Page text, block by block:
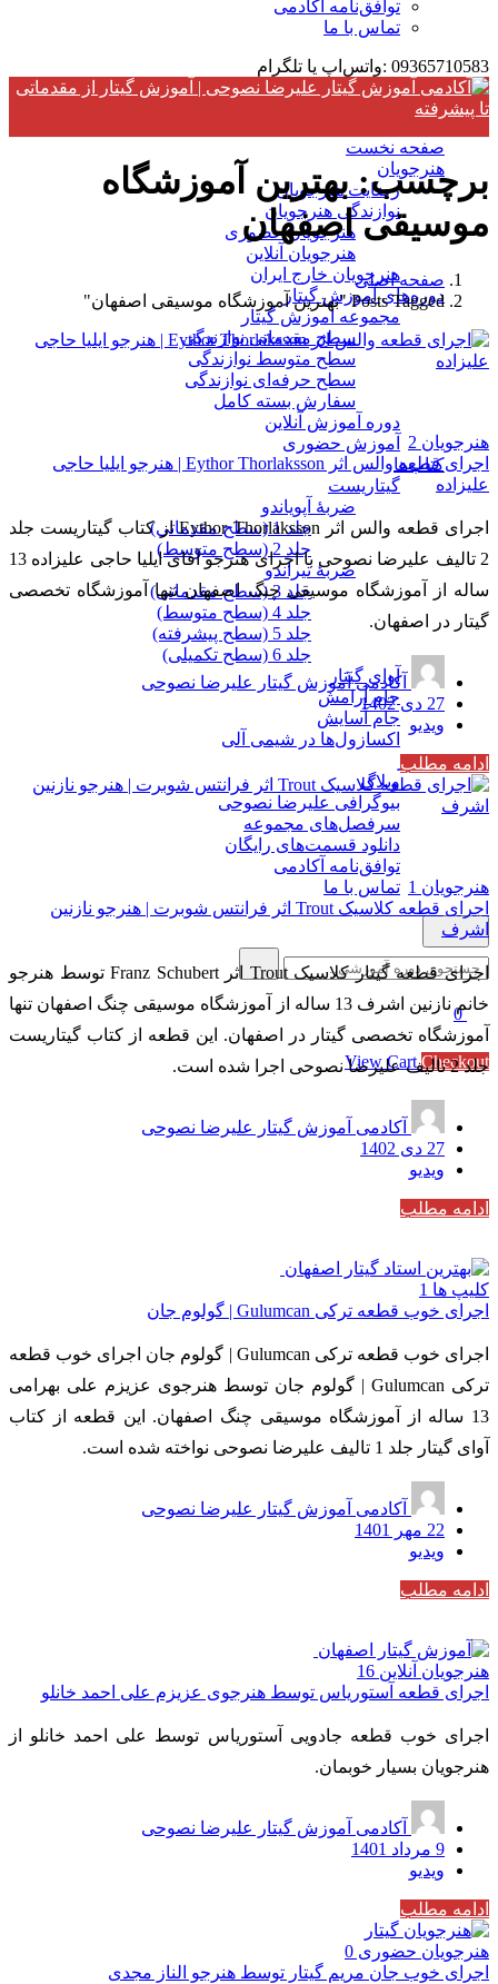
توافق‌نامه آکادمی
تماس با ما
09365710583 :واتس‌اپ یا تلگرام
صفحه نخست
هنرجویان
رضایت هنرجویان
نوازندگی هنرجویان
هنرجویان حضوری
هنرجویان آنلاین
هنرجویان خارج ایران
دوره‌های آموزش گیتار
مجموعه آموزش گیتار
سطح مقدماتی نوازندگی
سطح متوسط نوازندگی
سطح حرفه‌ای نوازندگی
سفارش بسته کامل
دوره آموزش آنلاین
آموزش حضوری
کتاب‌ها
گیتاریست
ضربۀ آپویاندو
جلد 1 (سطح مقدماتی)
جلد 2 (سطح متوسط)
ضربۀ تیراندو
جلد 3 (سطح مقدماتی)
جلد 4 (سطح متوسط)
جلد 5 (سطح پیشرفته)
جلد 6 (سطح تکمیلی)
آوای گیتار
جام آرامش
جام آسایش
اکسازول‌ها در شیمی آلی
بیش‌تر
وبلاگ
بیوگرافی علیرضا نصوحی
سرفصل‌های مجموعه
دانلود قسمت‌های رایگان
توافق‌نامه آکادمی
تماس با ما
0
Subtotal 0 تومان
View CartCheckout
برچسب:بهترین آموزشگاه
موسیقی اصفهان
صفحه اصلی
Posts Tagged "بهترین آموزشگاه موسیقی اصفهان"
هنرجویان 2
اجرای قطعه والس اثر Eythor Thorlaksson | هنرجو ایلیا حاجی
علیزاده
اجرای قطعه والس اثر Eythor Thorlaksson از کتاب گیتاریست جلد
2 تالیف علیرضا نصوحی با اجرای هنرجو آقای ایلیا حاجی علیزاده 13
ساله از آموزشگاه موسیقی چنگ اصفهان تنها آموزشگاه تخصصی
گیتار در اصفهان.
آکادمی آموزش گیتار علیرضا نصوحی
27 دی 1402
ویدیو
ادامه مطلب
هنرجویان 1
اجرای قطعه کلاسیک Trout اثر فرانتس شوبرت | هنرجو نازنین
اشرف
اجرای قطعه گیتار کلاسیک Trout اثر Franz Schubert توسط هنرجو
خانم نازنین اشرف 13 ساله از آموزشگاه موسیقی چنگ اصفهان تنها
آموزشگاه تخصصی گیتار در اصفهان. این قطعه از کتاب گیتاریست
جلد 2 تالیف علیرضا نصوحی اجرا شده است.
آکادمی آموزش گیتار علیرضا نصوحی
27 دی 1402
ویدیو
ادامه مطلب
کلیپ ها 1
اجرای خوب قطعه ترکی Gulumcan | گولوم جان
اجرای خوب قطعه ترکی Gulumcan | گولوم جان اجرای خوب قطعه
ترکی Gulumcan | گولوم جان توسط هنرجوی عزیزم علی بهرامی
13 ساله از آموزشگاه موسیقی چنگ اصفهان. این قطعه از کتاب
آوای گیتار جلد 1 تالیف علیرضا نصوحی نواخته شده است.
آکادمی آموزش گیتار علیرضا نصوحی
22 مهر 1401
ویدیو
ادامه مطلب
هنرجویان آنلاین 16
اجرای قطعه آستوریاس توسط هنرجوی عزیزم علی احمد خانلو
اجرای خوب قطعه جادویی آستوریاس توسط علی احمد خانلو از
هنرجویان بسیار خوبمان.
آکادمی آموزش گیتار علیرضا نصوحی
9 مرداد 1401
ویدیو
ادامه مطلب
هنرجویان حضوری 0
اجرای خوب جان مریم گیتار توسط هنرجو الناز مجدی